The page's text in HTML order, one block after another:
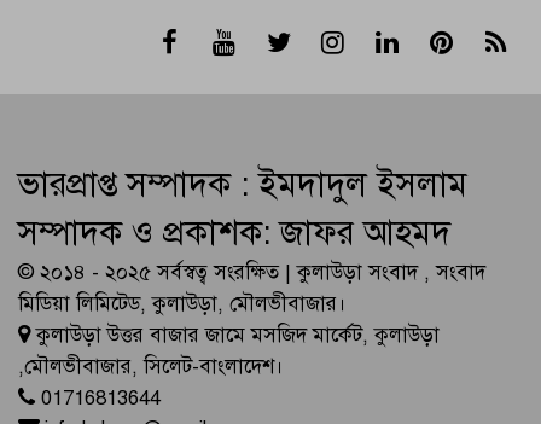
ভারপ্রাপ্ত সম্পাদক : ইমদাদুল ইসলাম
সম্পাদক ও প্রকাশক: জাফর আহমদ
© ২০১৪ - ২০২৫ সর্বস্বত্ব সংরক্ষিত | কুলাউড়া সংবাদ , সংবাদ
মিডিয়া লিমিটেড, কুলাউড়া, মৌলভীবাজার।
কুলাউড়া উত্তর বাজার জামে মসজিদ মার্কেট, কুলাউড়া
,মৌলভীবাজার, সিলেট-বাংলাদেশ।
01716813644